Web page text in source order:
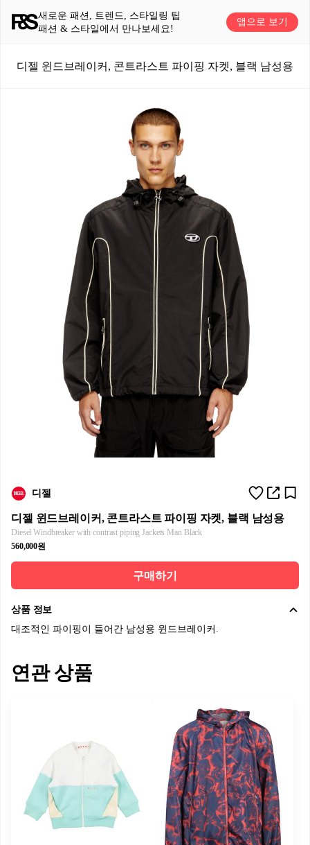
새로운 패션, 트렌드, 스타일링 팁
패션 & 스타일에서 만나보세요!
앱으로 보기
디젤 윈드브레이커, 콘트라스트 파이핑 자켓, 블랙 남성용
디젤
디젤 윈드브레이커, 콘트라스트 파이핑 자켓, 블랙 남성용
Diesel Windbreaker with contrast piping Jackets Man Black
560,000원
구매하기
상품 정보
대조적인 파이핑이 들어간 남성용 윈드브레이커.
연관 상품